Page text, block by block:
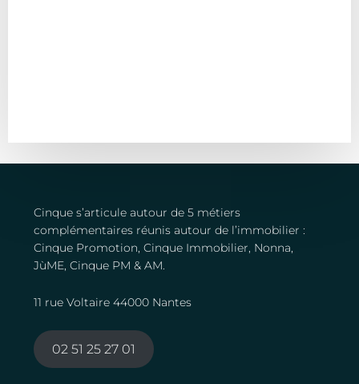
JùME
Cinque s’articule autour de 5 métiers
complémentaires réunis autour de l’immobilier :
Cinque Promotion, Cinque Immobilier, Nonna,
JùME, Cinque PM & AM.
11 rue Voltaire 44000 Nantes
02 51 25 27 01